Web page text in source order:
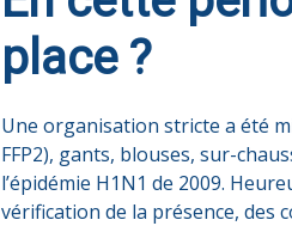
place ?
Une organisation stricte a été
FFP2), gants, blouses, sur-
l’épidémie H1N1 de 2009.
vérification de la présence, des